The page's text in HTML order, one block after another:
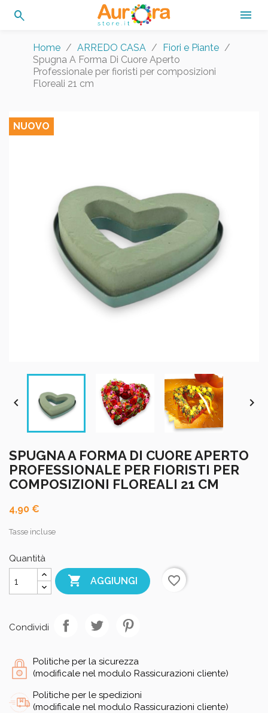
search 
Home ARREDO CASA
Fiori e Piante
Spugna A Forma Di Cuore Aperto
Professionale per fioristi per composizioni
Floreali 21 cm
NUOVO
 
SPUGNA A FORMA DI CUORE APERTO
PROFESSIONALE PER FIORISTI PER
COMPOSIZIONI FLOREALI 21 CM
4,90 €
Tasse incluse
Quantità
 AGGIUNGI favorite_border
Condividi
Politiche per la sicurezza
(modificale nel modulo Rassicurazioni cliente)
Politiche per le spedizioni
(modificale nel modulo Rassicurazioni cliente)